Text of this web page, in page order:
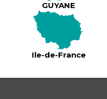
GUYANE
Ile-de-France